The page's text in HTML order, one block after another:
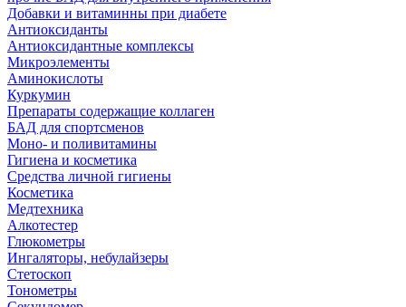
Добавки и витаминны при диабете
Антиоксиданты
Антиоксидантные комплексы
Микроэлементы
Аминокислоты
Куркумин
Препараты содержащие коллаген
БАД для спортсменов
Моно- и поливитамины
Гигиена и косметика
Средства личной гигиены
Косметика
Медтехника
Алкотестер
Глюкометры
Ингаляторы, небулайзеры
Стетоскоп
Тонометры